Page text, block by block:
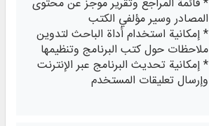
* قائمة المراجع وتقرير موجز عن محتوى
المصادر وسير مؤلفي الكتب
* إمكانية استخدام أداة الباحث لتدوين
ملاحظات حول كتب البرنامج وتنظيمها
* إمكانية تحديث البرنامج عبر الإنترنت
وإرسال تعليقات المستخدم